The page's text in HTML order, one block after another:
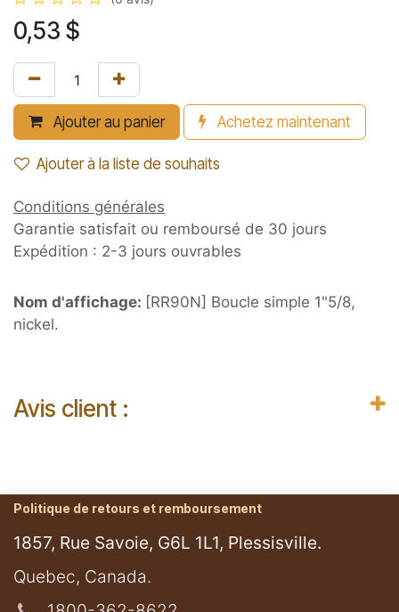
0,53 $
Ajouter au panier Achetez maintenant
Ajouter à la liste de souhaits
Conditions générales
Garantie satisfait ou remboursé de 30 jours
Expédition : 2-3 jours ouvrables
Nom d'affichage: [RR90N] Boucle simple 1"5/8,
nickel.
Avis client :
Politique de retours et remboursement
1857, Rue Savoie, G6L 1L1, Plessisville.
​Quebec, Canada.